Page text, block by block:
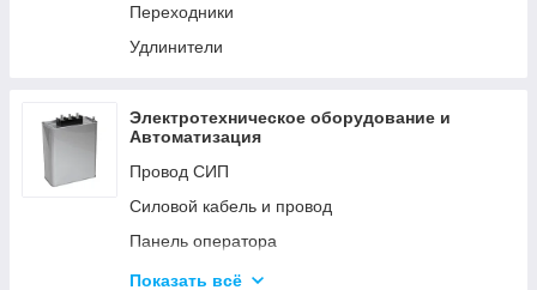
Переходники
Удлинители
Электротехническое оборудование и
Автоматизация
Провод СИП
Силовой кабель и провод
Панель оператора
Системы молниезащиты и заземления
Показать всё